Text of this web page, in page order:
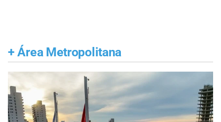
+ Área Metropolitana